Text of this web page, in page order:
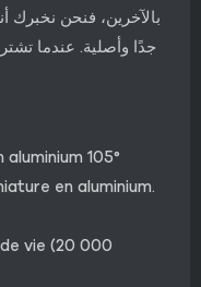
بالآخرين، فنحن نخبرك
جدًا وأصلية. عندما
105°
en aluminium.
vie (20 000